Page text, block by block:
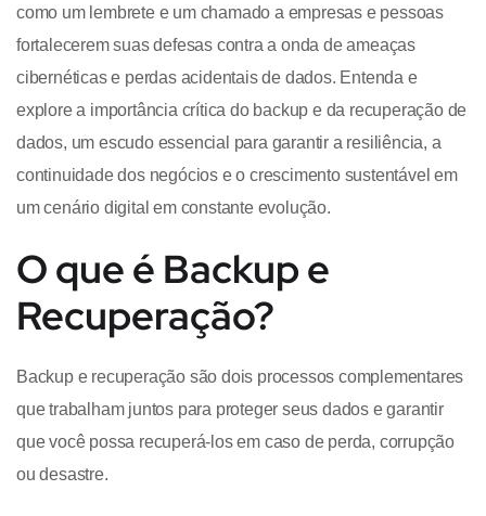
como um lembrete e um chamado a empresas e pessoas
fortalecerem suas defesas contra a onda de ameaças
cibernéticas e perdas acidentais de dados. Entenda e
explore a importância crítica do backup e da recuperação de
dados, um escudo essencial para garantir a resiliência, a
continuidade dos negócios e o crescimento sustentável em
um cenário digital em constante evolução.
O que é Backup e
Recuperação?
Backup e recuperação são dois processos complementares
que trabalham juntos para proteger seus dados e garantir
que você possa recuperá-los em caso de perda, corrupção
ou desastre.